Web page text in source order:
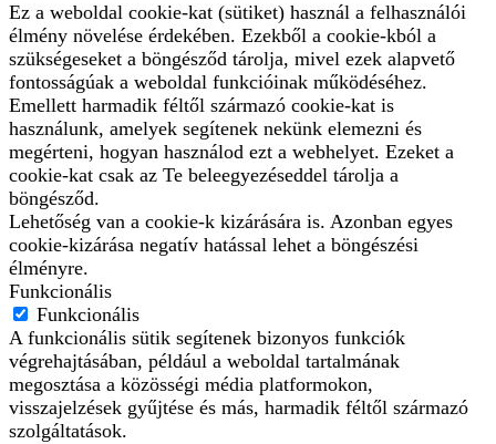
Ez a weboldal cookie-kat (sütiket) használ a felhasználói
élmény növelése érdekében. Ezekből a cookie-kból a
szükségeseket a böngésződ tárolja, mivel ezek alapvető
fontosságúak a weboldal funkcióinak működéséhez.
Emellett harmadik féltől származó cookie-kat is
használunk, amelyek segítenek nekünk elemezni és
megérteni, hogyan használod ezt a webhelyet. Ezeket a
cookie-kat csak az Te beleegyezéseddel tárolja a
böngésződ.
Lehetőség van a cookie-k kizárására is. Azonban egyes
cookie-kizárása negatív hatással lehet a böngészési
élményre.
Funkcionális
Funkcionális
A funkcionális sütik segítenek bizonyos funkciók
végrehajtásában, például a weboldal tartalmának
megosztása a közösségi média platformokon,
visszajelzések gyűjtése és más, harmadik féltől származó
szolgáltatások.